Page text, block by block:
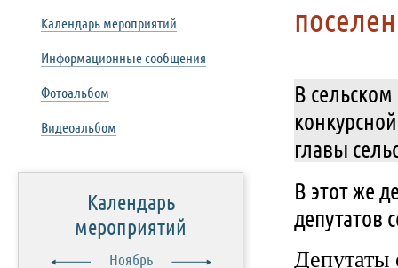
В
главы
В этот же
депутатов
Депутаты
Календарь мероприятий
Информационные сообщения
Фотоальбом
Видеоальбом
Календарь
мероприятий
Ноябрь